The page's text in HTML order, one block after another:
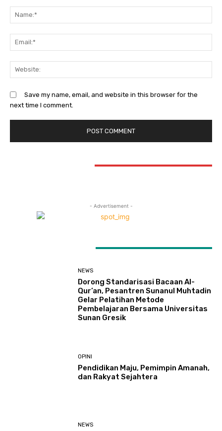
Save my name, email, and website in this browser for the
next time I comment.
- Advertisement -
NEWS
Dorong Standarisasi Bacaan Al-
Qur’an, Pesantren Sunanul Muhtadin
Gelar Pelatihan Metode
Pembelajaran Bersama Universitas
Sunan Gresik
OPINI
Pendidikan Maju, Pemimpin Amanah,
dan Rakyat Sejahtera
NEWS